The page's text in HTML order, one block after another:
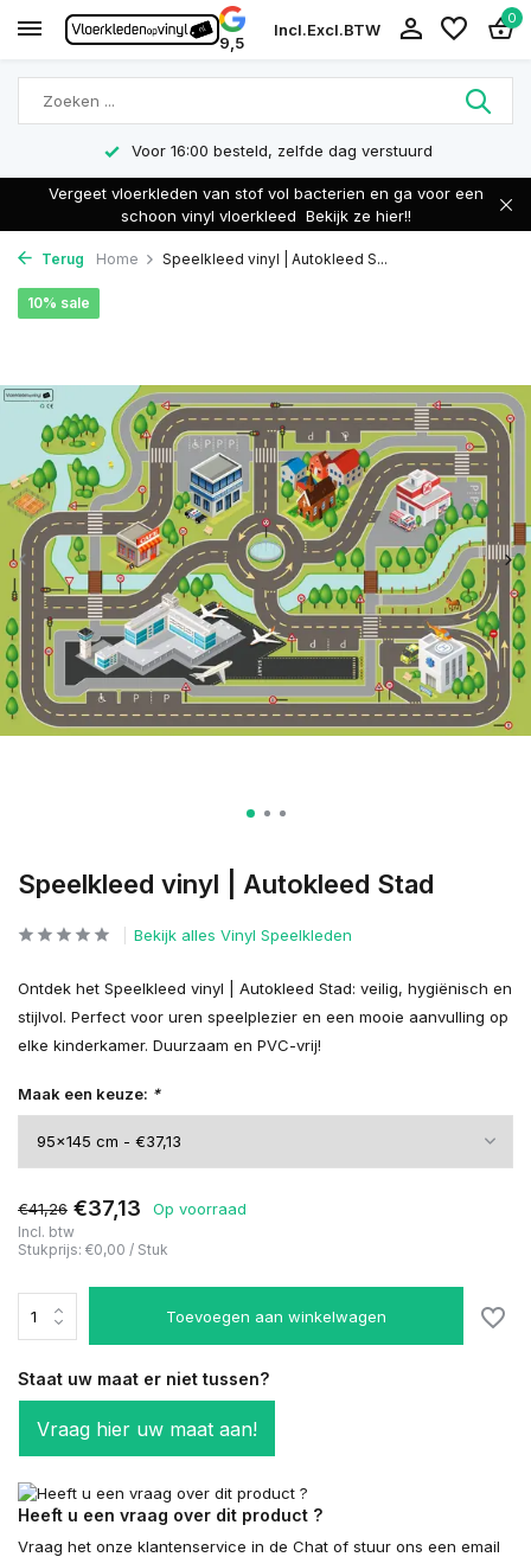
9,5
Incl.Excl.BTW
0
Voor 16:00 besteld, zelfde dag verstuurd
Vergeet vloerkleden van stof vol bacterien en ga voor een
schoon vinyl vloerkleed Bekijk ze hier!!
Terug Home Speelkleed vinyl | Autokleed S...
Speelkleed vinyl | Autokleed Stad
10% sale
Bekijk alles Vinyl Speelkleden
Ontdek het Speelkleed vinyl | Autokleed Stad: veilig, hygiënisch en
stijlvol. Perfect voor uren speelplezier en een mooie aanvulling op
elke kinderkamer. Duurzaam en PVC-vrij!
Maak een keuze: *
€41,26 €37,13 Op voorraad
Incl. btw
Stukprijs: €0,00 / Stuk
Toevoegen aan winkelwagen
Staat uw maat er niet tussen?
Vraag hier uw maat aan!
Heeft u een vraag over dit product ?
Vraag het onze klantenservice in de Chat of stuur ons een email